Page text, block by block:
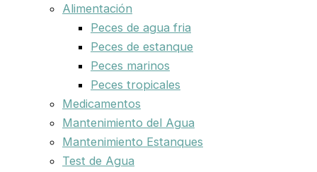
Alimentación
Peces de agua fria
Peces de estanque
Peces marinos
Peces tropicales
Medicamentos
Mantenimiento del Agua
Mantenimiento Estanques
Test de Agua